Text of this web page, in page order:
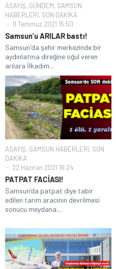
ASAYİŞ, GÜNDEM, SAMSUN
HABERLERİ, SON DAKİKA
11 Temmuz 2021 15:50
Samsun’u ARILAR bastı!
Samsun'da şehir merkezinde bir
aydınlatma direğine oğul veren
arılara İlkadım...
ASAYİŞ, SAMSUN HABERLERİ, SON
DAKİKA
22 Haziran 2021 16:24
PATPAT FACİASI!
Samsun’da patpat diye tabir
edilen tarım aracının devrilmesi
sonucu meydana...